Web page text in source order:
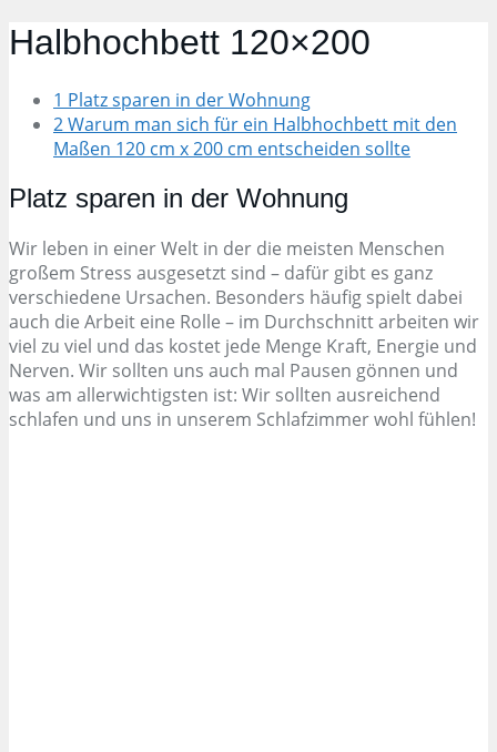
Halbhochbett 120×200
1 Platz sparen in der Wohnung
2 Warum man sich für ein Halbhochbett mit den
Maßen 120 cm x 200 cm entscheiden sollte
Platz sparen in der Wohnung
Wir leben in einer Welt in der die meisten Menschen
großem Stress ausgesetzt sind – dafür gibt es ganz
verschiedene Ursachen. Besonders häufig spielt dabei
auch die Arbeit eine Rolle – im Durchschnitt arbeiten wir
viel zu viel und das kostet jede Menge Kraft, Energie und
Nerven. Wir sollten uns auch mal Pausen gönnen und
was am allerwichtigsten ist: Wir sollten ausreichend
schlafen und uns in unserem Schlafzimmer wohl fühlen!